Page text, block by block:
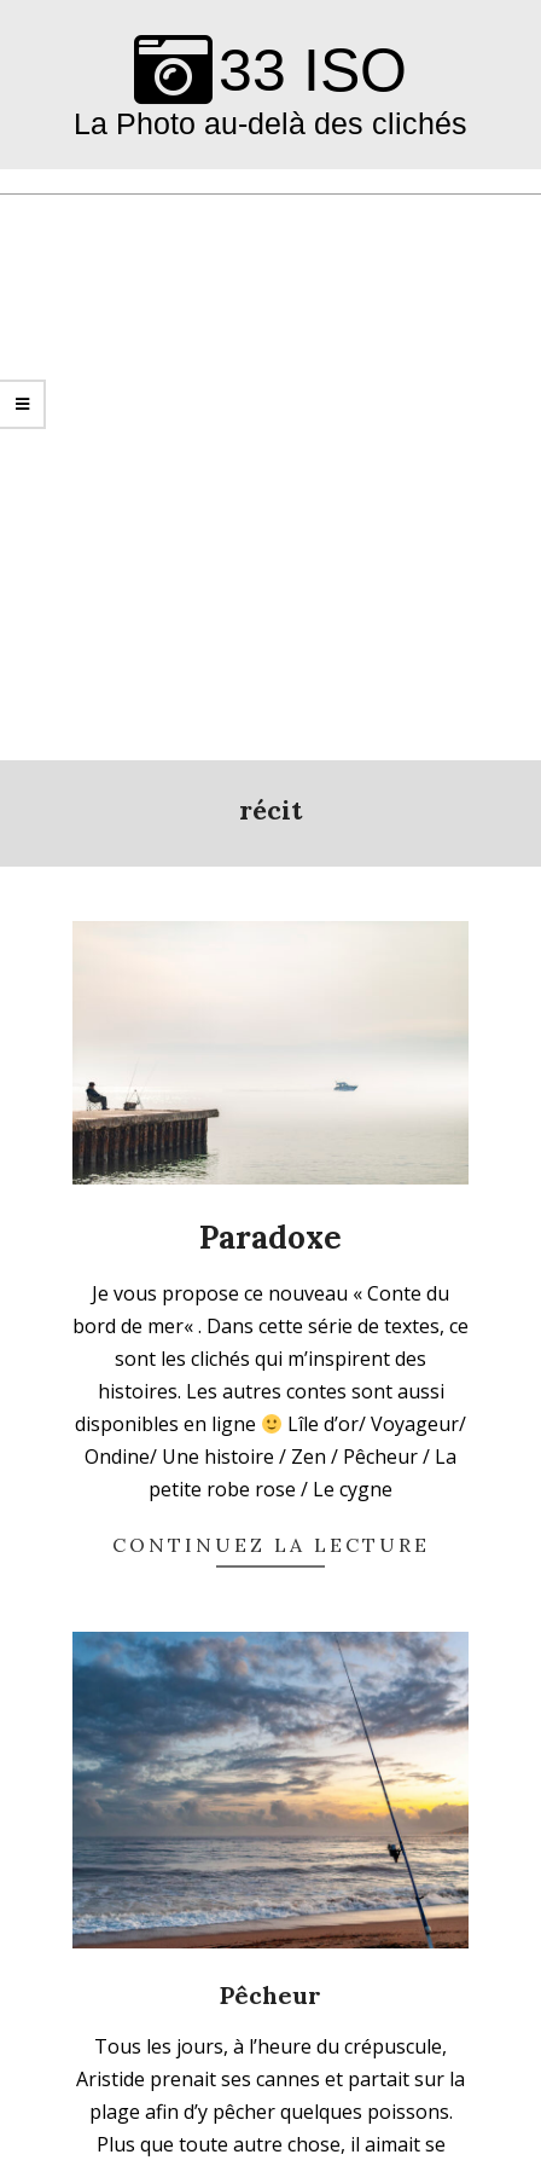
33 ISO
La Photo au-delà des clichés
Primary
récit
Paradoxe
03-
02
Je vous propose ce nouveau « Conte du
bord de mer« . Dans cette série de textes, ce
sont les clichés qui m’inspirent des
histoires. Les autres contes sont aussi
disponibles en ligne
Lîle d’or/ Voyageur/
Ondine/ Une histoire / Zen / Pêcheur / La
petite robe rose / Le cygne
CONTINUEZ LA LECTURE
Pêcheur
10-
18
Tous les jours, à l’heure du crépuscule,
Aristide prenait ses cannes et partait sur la
plage afin d’y pêcher quelques poissons.
Plus que toute autre chose, il aimait se